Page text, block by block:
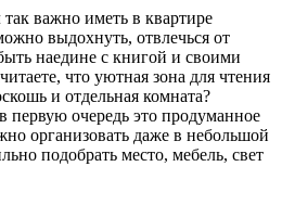
важно иметь в квартире
выдохнуть, отвлечься от
наедине с книгой и своими
что уютная зона для чтения
и отдельная комната?
первую очередь это продуманное
организовать даже в небольшой
подобрать место, мебель, свет